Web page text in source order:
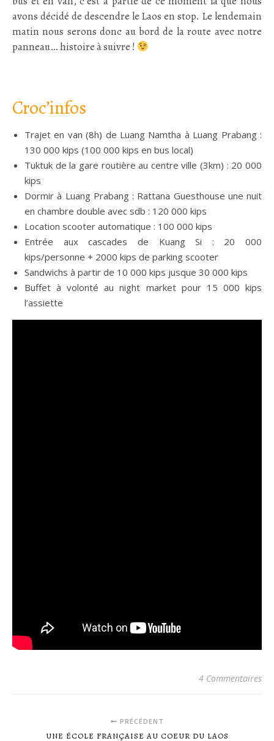
avons décidé de descendre le Laos en stop. Le lendemain
matin nous serons donc au bord de la route avec notre
panneau… histoire à suivre !
Croc’infos
Trajet en van (8h) de Luang Namtha à Luang Prabang :
130 000 kips (100 000 kips en bus local)
Tuktuk de la gare routière au centre ville (3km) : 20 000
kips
Dormir à Luang Prabang : Rattana Guesthouse une nuit
en chambre double avec sdb : 120 000 kips
Location scooter automatique : 100 000 kips
Entrée aux cascades de Kuang Si : 20 000
kips/personne + 2000 kips de parking scooter
Sandwichs à partir de 10 000 kips jusque 30 000 kips
Buffet à volonté au night market pour 15 000 kips
l’assiette
4 Commentaires
PRÉCÉDENT
UNE ÉCOLE FRANÇAISE AU COEUR DU LAOS